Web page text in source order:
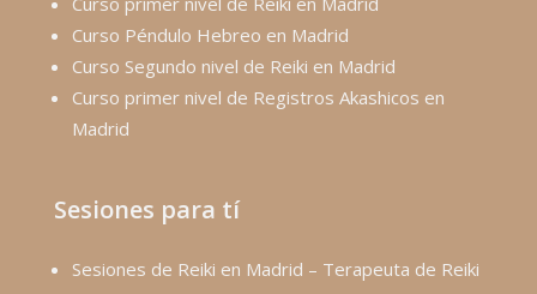
Curso Péndulo Hebreo en Madrid
Curso Segundo nivel de Reiki en Madrid
Curso primer nivel de Registros Akashicos en
Madrid
Sesiones para tí
Sesiones de Reiki en Madrid – Terapeuta de Reiki